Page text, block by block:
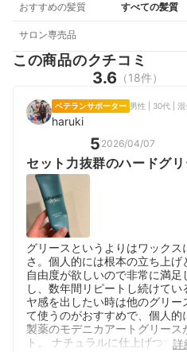
おすすめの髪質 すべての髪質
サロン専売品
この商品のクチコミ
3.6 （18件）
ベテランサポーター 男性 | 30代 | 混
haruki
5 2026/04/07
セット力抜群のハードグリ
グリースというよりはワックス
さ。個人的には根本の立ち上げ
自由度が欲しいので非常に満足
し、数年間リピートし続けてい
ヤ感を出したい時は他のグリー
て使うのがおすすめで、個人的
製薬のモデニカアートグリース
ト。 ナチュラルに仕上げつつツ
詳